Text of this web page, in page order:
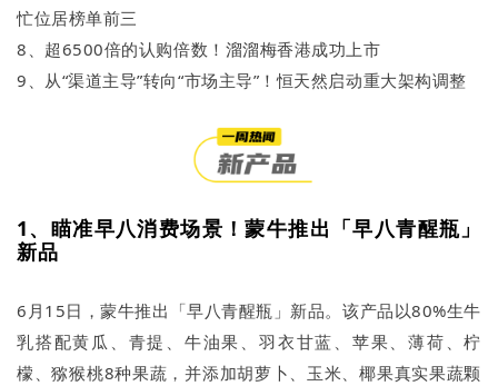
忙位居榜单前三
8、超6500倍的认购倍数！溜溜梅香港成功上市
9、从“渠道主导”转向“市场主导”！恒天然启动重大架构调整
1、瞄准早八消费场景！蒙牛推出「早八青醒瓶」
新品
6月15日，蒙牛推出「早八青醒瓶」新品。该产品以80%生牛
乳搭配黄瓜、青提、牛油果、羽衣甘蓝、苹果、薄荷、柠
檬、猕猴桃8种果蔬，并添加胡萝卜、玉米、椰果真实果蔬颗